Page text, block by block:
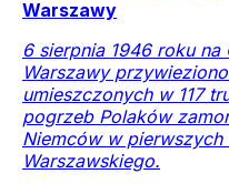
Warszawy
6 sierpnia 1946 roku
Warszawy
umieszczonych w 117
pogrzeb Polaków
Niemców w pierwszych
Warszawskiego.